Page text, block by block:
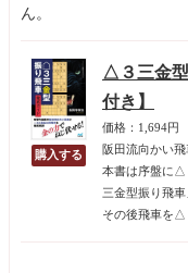
ん。
△３三金
付き】
価格：1,694円
阪田流向かい
本書は序盤に
三金型振り飛車
その後飛車を△